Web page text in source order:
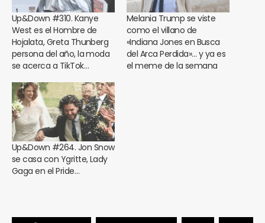
Up&Down #310. Kanye
West es el Hombre de
Hojalata, Greta Thunberg
persona del año, la moda
se acerca a TikTok…
Melania Trump se viste
como el villano de
«Indiana Jones en Busca
del Arca Perdida»… y ya es
el meme de la semana
Up&Down #264. Jon Snow
se casa con Ygritte, Lady
Gaga en el Pride…